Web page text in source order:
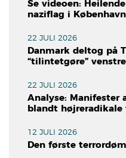
Se videoen:
naziflag i København
22 JULI 2026
Danmark deltog på
“tilintetgøre”
22 JULI 2026
Analyse: Manifester
blandt højreradikale
12 JULI 2026
Den første